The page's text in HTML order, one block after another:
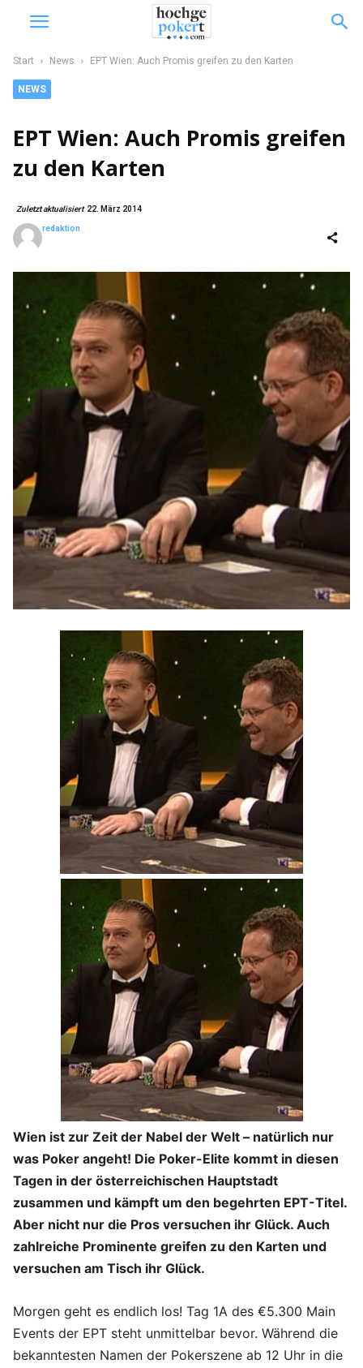
Start News EPT Wien: Auch Promis greifen zu den Karten
NEWS
EPT Wien: Auch Promis greifen
zu den Karten
Zuletzt aktualisiert 22. März 2014
redaktion
Wien ist zur Zeit der Nabel der Welt – natürlich nur
was Poker angeht! Die Poker-Elite kommt in diesen
Tagen in der österreichischen Hauptstadt
zusammen und kämpft um den begehrten EPT-Titel.
Aber nicht nur die Pros versuchen ihr Glück. Auch
zahlreiche Prominente greifen zu den Karten und
versuchen am Tisch ihr Glück.
Morgen geht es endlich los! Tag 1A des €5.300 Main
Events der EPT steht unmittelbar bevor. Während die
bekanntesten Namen der Pokerszene ab 12 Uhr in die